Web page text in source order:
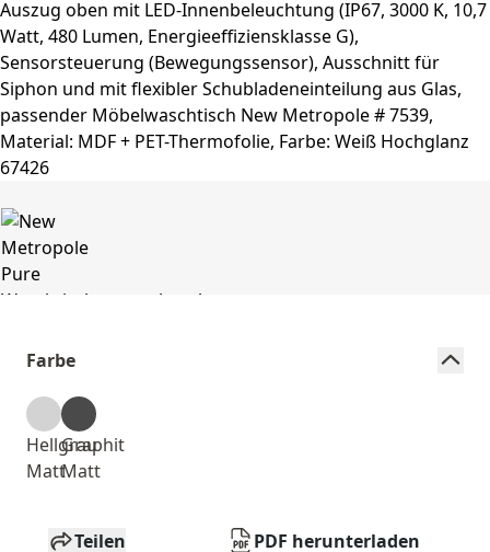
Farbe
Hellgrau
Matt
Graphit
Matt
Teilen PDF herunterladen